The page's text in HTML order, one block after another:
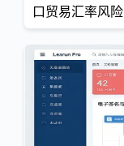
口贸易汇率风险